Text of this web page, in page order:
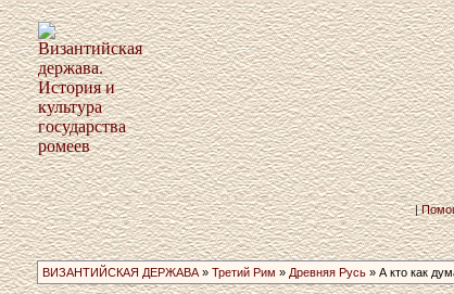
|
ВИЗАНТИЙСКАЯ ДЕРЖАВА » Третий Рим » Древняя Русь » А кто как